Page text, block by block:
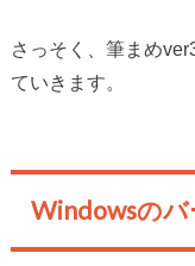
さっそく、筆まめ
ていきます。
Windowsの